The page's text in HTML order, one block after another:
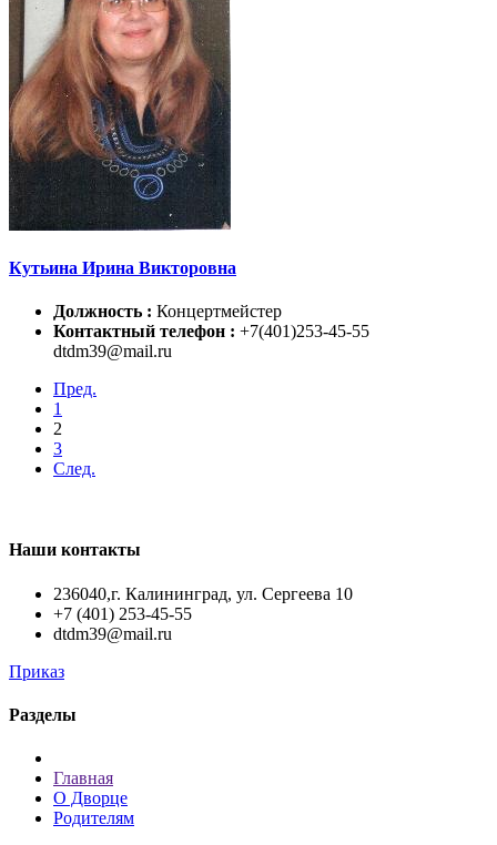
Кутьина Ирина Викторовна
Должность : Концертмейстер
Контактный телефон : +7(401)253-45-55
dtdm39@mail.ru
Пред.
1
2
3
След.
Наши контакты
236040,г. Калининград, ул. Сергеева 10
+7 (401) 253-45-55
dtdm39@mail.ru
Приказ
Разделы
Главная
О Дворце
Родителям